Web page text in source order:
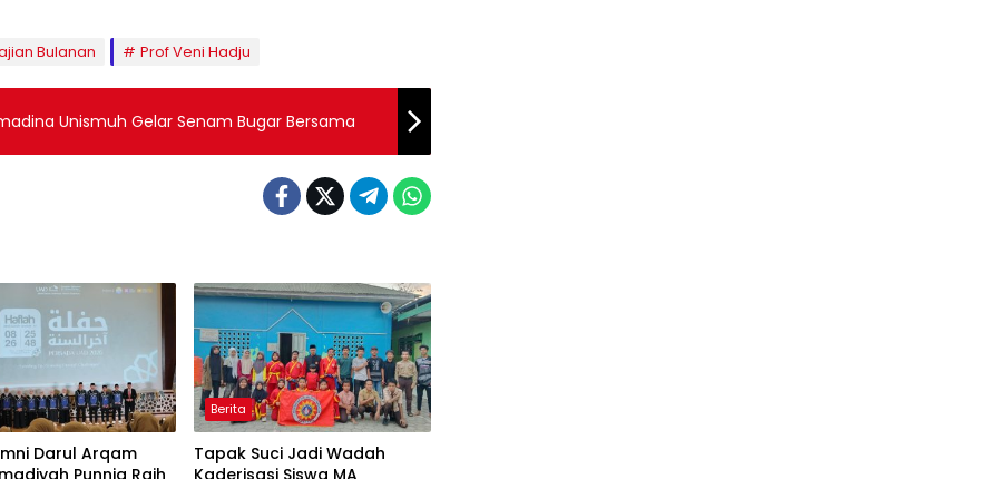
Bulanan Prof Veni Hadju
Unismuh Gelar Senam Bugar Bersama
Darul Arqam
Berita
Tapak Suci Jadi Wadah